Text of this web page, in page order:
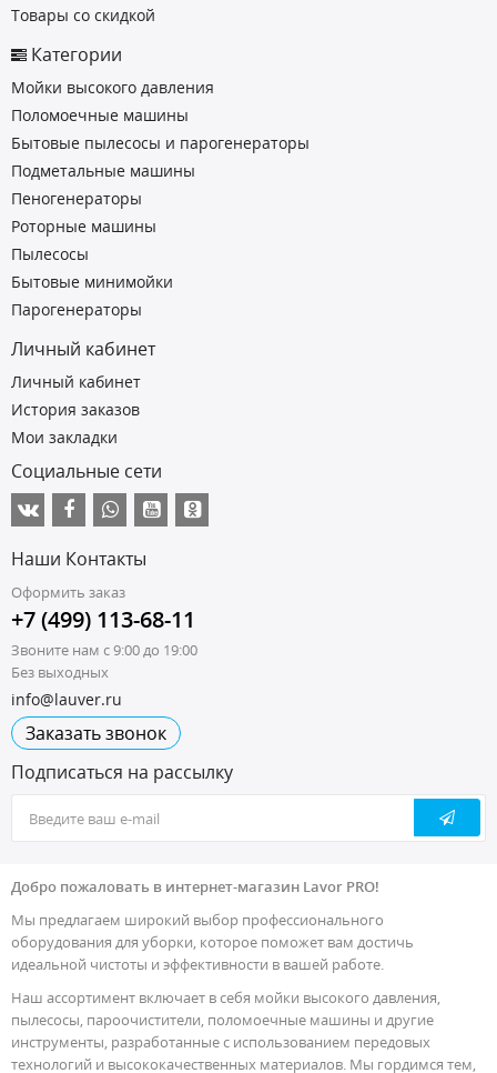
Товары со скидкой
Категории
Мойки высокого давления
Поломоечные машины
Бытовые пылесосы и парогенераторы
Подметальные машины
Пеногенераторы
Роторные машины
Пылесосы
Бытовые минимойки
Парогенераторы
Личный кабинет
Личный кабинет
История заказов
Мои закладки
Социальные сети
Наши Контакты
Оформить заказ
+7 (499) 113-68-11
Звоните нам с 9:00 до 19:00
Без выходных
info@lauver.ru
Заказать звонок
Подписаться на рассылку
Добро пожаловать в интернет-магазин Lavor PRO!
Мы предлагаем широкий выбор профессионального
оборудования для уборки, которое поможет вам достичь
идеальной чистоты и эффективности в вашей работе.
Наш ассортимент включает в себя мойки высокого давления,
пылесосы, пароочистители, поломоечные машины и другие
инструменты, разработанные с использованием передовых
технологий и высококачественных материалов. Мы гордимся тем,